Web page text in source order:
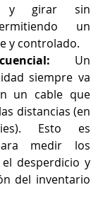
y girar sin
un
y controlado.
Un
siempre va
un cable que
distancias (en
Esto es
medir los
desperdicio y
del inventario